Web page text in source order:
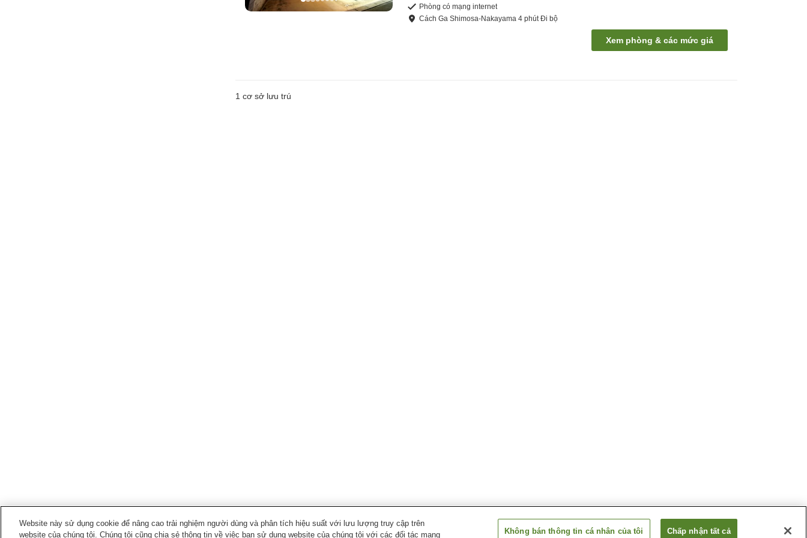
Phòng có mạng internet
CáchGa Shimosa-Nakayama4 phútĐi bộ
Xem phòng & các mức giá
1 cơ sở lưu trú
Website này sử dụng cookie để nâng cao trải nghiệm người dùng và phân tích hiệu suất với lưu lượng truy cập trên
website của chúng tôi. Chúng tôi cũng chia sẻ thông tin về việc bạn sử dụng website của chúng tôi với các đối tác mạng
Không bán thông tin cá nhân của tôi Chấp nhận tất cả